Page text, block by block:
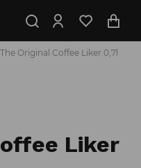
The Original Coffee Liker 0,7l
Liker